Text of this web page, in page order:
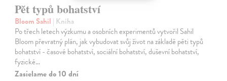
Pět typů bohatství
Bloom Sahil | Kniha
Po třech letech výzkumu a osobních experimentů vytvořil Sahil
Bloom převratný plán, jak vybudovat svůj život na základě pěti typů
bohatství - časové bohatství, sociální bohatství, duševní bohatství,
fyzické…
Zasielame do 10 dní